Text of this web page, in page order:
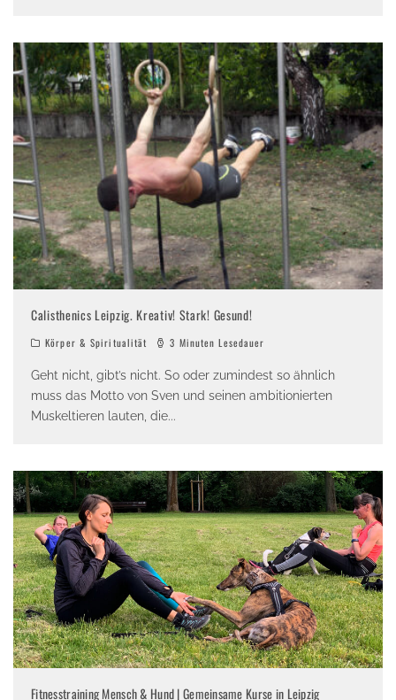
Calisthenics Leipzig. Kreativ! Stark! Gesund!
Körper & Spiritualität 3 Minuten Lesedauer
Geht nicht, gibt’s nicht. So oder zumindest so ähnlich
muss das Motto von Sven und seinen ambitionierten
Muskeltieren lauten, die...
Fitnesstraining Mensch & Hund | Gemeinsame Kurse in Leipzig